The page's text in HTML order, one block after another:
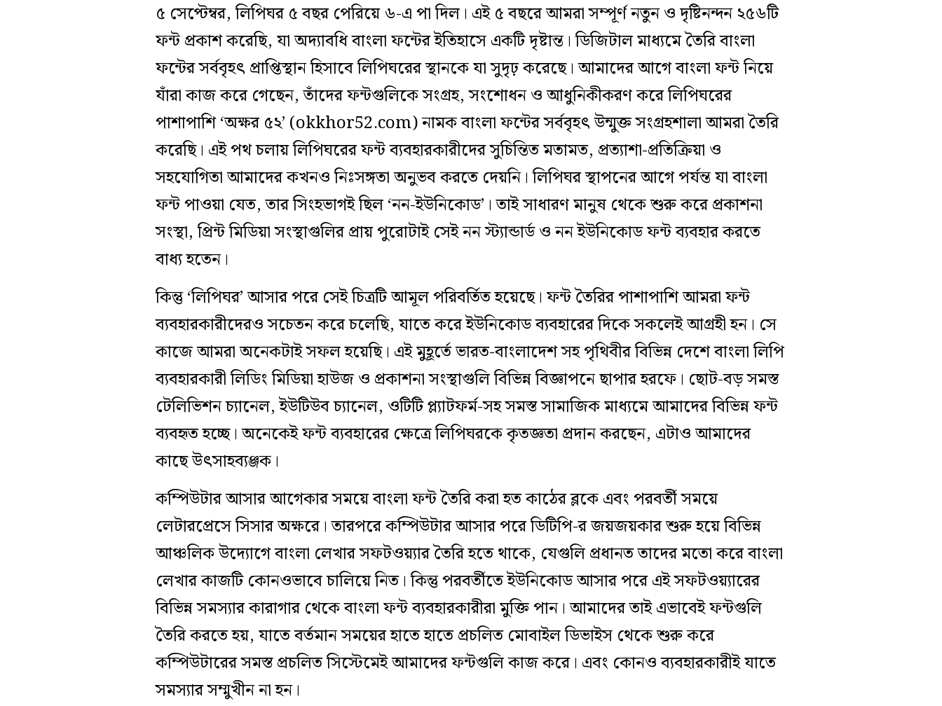
৫ সেপ্টেম্বর, লিপিঘর ৫ বছর পেরিয়ে ৬-এ পা দিল। এই ৫ বছরে আমরা সম্পূর্ণ নতুন ও দৃষ্টিনন্দন ২৫৬টি
ফন্ট প্রকাশ করেছি, যা অদ্যাবধি বাংলা ফন্টের ইতিহাসে একটি দৃষ্টান্ত। ডিজিটাল মাধ্যমে তৈরি বাংলা
ফন্টের সর্ববৃহৎ প্রাপ্তিস্থান হিসাবে লিপিঘরের স্থানকে যা সুদৃঢ় করেছে। আমাদের আগে বাংলা ফন্ট নিয়ে
যাঁরা কাজ করে গেছেন, তাঁদের ফন্টগুলিকে সংগ্রহ, সংশোধন ও আধুনিকীকরণ করে লিপিঘরের
পাশাপাশি ‘অক্ষর ৫২’ (okkhor52.com) নামক বাংলা ফন্টের সর্ববৃহৎ উন্মুক্ত সংগ্রহশালা আমরা তৈরি
করেছি। এই পথ চলায় লিপিঘরের ফন্ট ব্যবহারকারীদের সুচিন্তিত মতামত, প্রত্যাশা-প্রতিক্রিয়া ও
সহযোগিতা আমাদের কখনও নিঃসঙ্গতা অনুভব করতে দেয়নি। লিপিঘর স্থাপনের আগে পর্যন্ত যা বাংলা
ফন্ট পাওয়া যেত, তার সিংহভাগই ছিল ‘নন-ইউনিকোড’। তাই সাধারণ মানুষ থেকে শুরু করে প্রকাশনা
সংস্থা, প্রিন্ট মিডিয়া সংস্থাগুলির প্রায় পুরোটাই সেই নন স্ট্যান্ডার্ড ও নন ইউনিকোড ফন্ট ব্যবহার করতে
বাধ্য হতেন।
কিন্তু ‘লিপিঘর’ আসার পরে সেই চিত্রটি আমূল পরিবর্তিত হয়েছে। ফন্ট তৈরির পাশাপাশি আমরা ফন্ট
ব্যবহারকারীদেরও সচেতন করে চলেছি, যাতে করে ইউনিকোড ব্যবহারের দিকে সকলেই আগ্রহী হন। সে
কাজে আমরা অনেকটাই সফল হয়েছি। এই মুহূর্তে ভারত-বাংলাদেশ সহ পৃথিবীর বিভিন্ন দেশে বাংলা লিপি
ব্যবহারকারী লিডিং মিডিয়া হাউজ ও প্রকাশনা সংস্থাগুলি বিভিন্ন বিজ্ঞাপনে ছাপার হরফে। ছোট-বড় সমস্ত
টেলিভিশন চ্যানেল, ইউটিউব চ্যানেল, ওটিটি প্ল‌্যাটফর্ম-সহ সমস্ত সামাজিক মাধ্যমে আমাদের বিভিন্ন ফন্ট
ব্যবহৃত হচ্ছে। অনেকেই ফন্ট ব্যবহারের ক্ষেত্রে লিপিঘরকে কৃতজ্ঞতা প্রদান করছেন, এটাও আমাদের
কাছে উৎসাহব্যঞ্জক।
কম্পিউটার আসার আগেকার সময়ে বাংলা ফন্ট তৈরি করা হত কাঠের ব্লকে এবং পরবর্তী সময়ে
লেটারপ্রেসে সিসার অক্ষরে। তারপরে কম্পিউটার আসার পরে ডিটিপি-র জয়জয়কার শুরু হয়ে বিভিন্ন
আঞ্চলিক উদ্যোগে বাংলা লেখার সফটওয়্যার তৈরি হতে থাকে, যেগুলি প্রধানত তাদের মতো করে বাংলা
লেখার কাজটি কোনওভাবে চালিয়ে নিত। কিন্তু পরবর্তীতে ইউনিকোড আসার পরে এই সফটওয়্যারের
বিভিন্ন সমস্যার কারাগার থেকে বাংলা ফন্ট ব্যবহারকারীরা মুক্তি পান। আমাদের তাই এভাবেই ফন্টগুলি
তৈরি করতে হয়, যাতে বর্তমান সময়ের হাতে হাতে প্রচলিত মোবাইল ডিভাইস থেকে শুরু করে
কম্পিউটারের সমস্ত প্রচলিত সিস্টেমেই আমাদের ফন্টগুলি কাজ করে। এবং কোনও ব্যবহারকারীই যাতে
সমস্যার সম্মুখীন না হন।